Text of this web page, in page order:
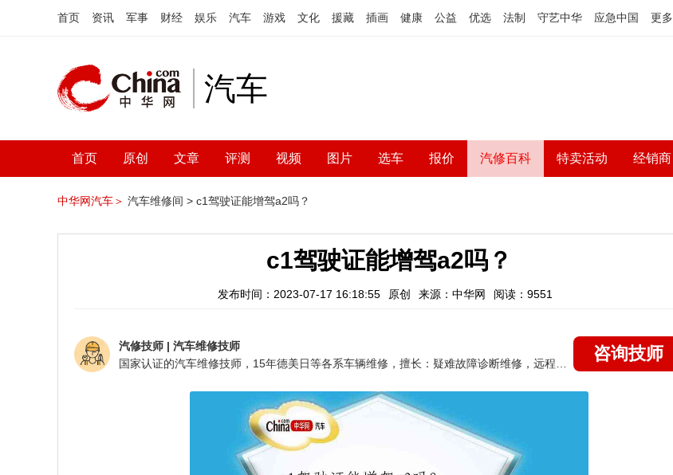
首页 资讯 军事 财经 娱乐 汽车 游戏 文化 援藏 插画 健康 公益 优选 法制 守艺中华 应急中国 更多
汽车
首页 原创 文章 评测 视频 图片 选车 报价 汽修百科 特卖活动 经销商
中华网汽车＞ 汽车维修间 > c1驾驶证能增驾a2吗？
c1驾驶证能增驾a2吗？
发布时间：2023-07-17 16:18:55 原创 来源：中华网 阅读：9551
汽修技师 | 汽车维修技师
咨询技师